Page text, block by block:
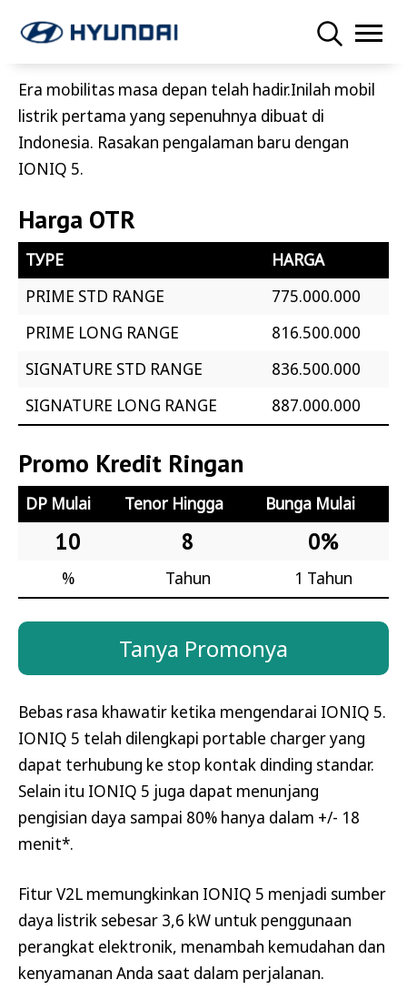
Era mobilitas masa depan telah hadir.Inilah mobil
listrik pertama yang sepenuhnya dibuat di
Indonesia. Rasakan pengalaman baru dengan
IONIQ 5.
Harga OTR
ТУРЕ
HARGA
PRIME STD RANGE
775.000.000
PRIME LONG RANGE
816.500.000
SIGNATURE STD RANGE
836.500.000
SIGNATURE LONG RANGE
887.000.000
Promo Kredit Ringan
DP Mulai Tenor Hingga Bunga Mulai
10 8 0%
% Tahun 1 Tahun
Tanya Promonya
Bebas rasa khawatir ketika mengendarai IONIQ 5.
IONIQ 5 telah dilengkapi portable charger yang
dapat terhubung ke stop kontak dinding standar.
Selain itu IONIQ 5 juga dapat menunjang
pengisian daya sampai 80% hanya dalam +/- 18
menit*.
Fitur V2L memungkinkan IONIQ 5 menjadi sumber
daya listrik sebesar 3,6 kW untuk penggunaan
perangkat elektronik, menambah kemudahan dan
kenyamanan Anda saat dalam perjalanan.